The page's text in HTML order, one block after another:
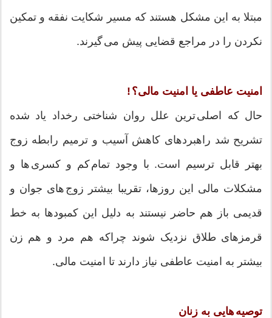
مبتلا به این مشکل هستند که مسیر شکایت نفقه و تمکین
نکردن را در مراجع قضایی پیش می گیرند.
امنیت عاطفی یا امنیت مالی؟ !
حال که اصلی ترین علل روان شناختی رخداد یاد شده
تشریح شد راهبردهای کاهش آسیب و ترمیم رابطه زوج
بهتر قابل ترسیم است. با وجود تمام کم و کسری ها و
مشکلات مالی این روزها، تقریبا بیشتر زوج های جوان و
قدیمی باز هم حاضر نیستند به دلیل این کمبودها به خط
قرمزهای طلاق نزدیک شوند چراکه هم مرد و هم زن
بیشتر به امنیت عاطفی نیاز دارند تا امنیت مالی.
توصیه هایی به زنان